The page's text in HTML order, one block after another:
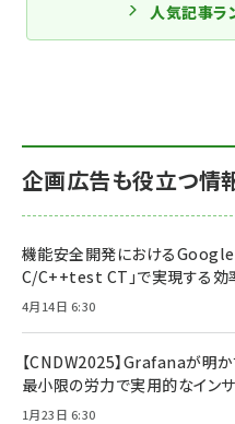
人気記事ラ
企画広告も役立つ情
機能安全開発における
C/C++test CT」で実現する効
4月14日 6:30
【CNDW2025】Grafanaが明か
最小限の労力で実用的なイン
1月23日 6:30